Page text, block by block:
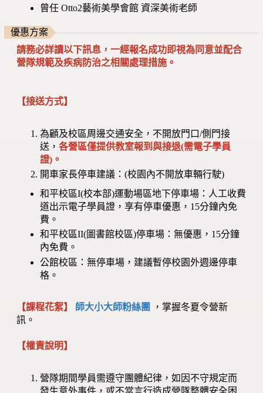
曾任 Otto2藝術美學會館 資深美術老師
優惠方案
請務必詳讀以下訊息，一經報名成功即視為同意並配合
營隊規範及疾病防治之相關處理措施。
【接送方式】
為顧及校區周邊交通安全，不開放門口/側門接
送，各營區僅提供教室報到與接退(需電子學員
證)。
開車家長停車建議：(校園內不開放車輛行駛)
和平校區I(校本部)運動場區地下停車場：人工收費
道出示電子學員證，享有停車優惠，15分鐘內免
費。
和平校區II(圖書館校區)停車場：無優惠，15分鐘
內免費。
公館校區：無停車場，建議暫停校園外週邊停車
格。
【課程花絮】 師大小大師粉絲團
，掌握冬夏令營新
訊。
【權責說明】
營隊期間學員需遵守團體紀律，如因不守規定而
發生意外事件，或不當言行造成營隊整體安全困